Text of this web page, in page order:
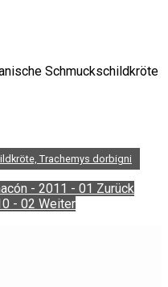
Schmuckschildkröte
Trachemys dorbigni
- 2011 - 01 Zurück
- 02 Weiter